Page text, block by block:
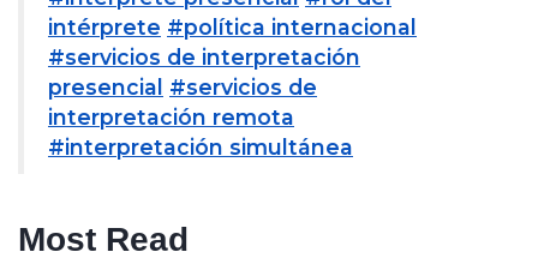
intérprete #política internacional
#servicios de interpretación
presencial #servicios de
interpretación remota
#interpretación simultánea
Most Read